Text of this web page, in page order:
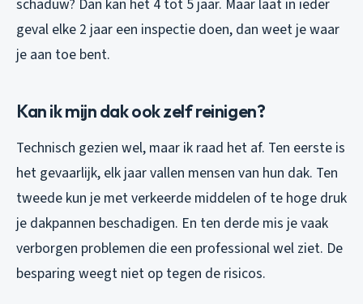
schaduw? Dan kan het 4 tot 5 jaar. Maar laat in ieder
geval elke 2 jaar een inspectie doen, dan weet je waar
je aan toe bent.
Kan ik mijn dak ook zelf reinigen?
Technisch gezien wel, maar ik raad het af. Ten eerste is
het gevaarlijk, elk jaar vallen mensen van hun dak. Ten
tweede kun je met verkeerde middelen of te hoge druk
je dakpannen beschadigen. En ten derde mis je vaak
verborgen problemen die een professional wel ziet. De
besparing weegt niet op tegen de risicos.